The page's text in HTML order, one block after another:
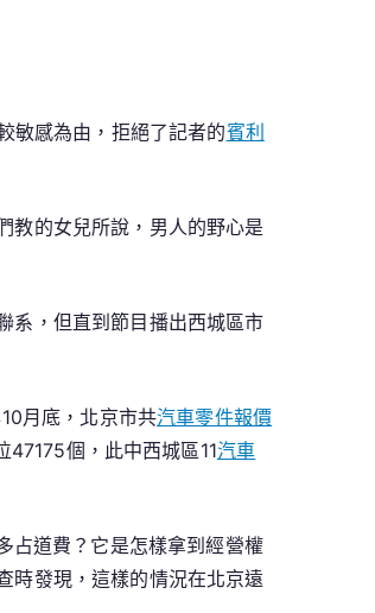
敏感為由，拒絕了記者的賓利
教的女兒所說，男人的野心是
系，但直到節目播出西城區市
月底，北京市共汽車零件報價
個，此中西城區11汽車
占道費？它是怎樣拿到經營權
時發現，這樣的情況在北京遠